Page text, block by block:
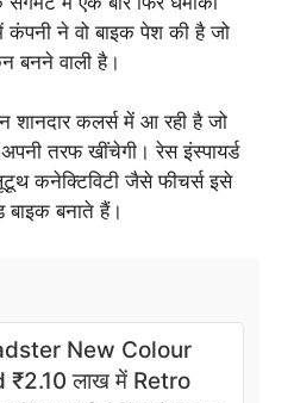
ने वो बाइक पेश की है जो
बनने वाली है।
शानदार कलर्स में आ रही है जो
तरफ खींचेगी। रेस इंस्पायर्ड
कनेक्टिविटी जैसे फीचर्स इसे
बनाते हैं।
New Colour
₹2.10 लाख में Retro